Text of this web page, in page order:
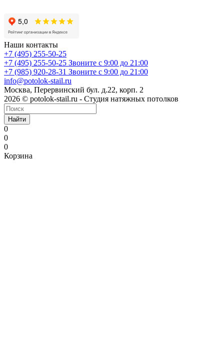
Наши контакты
+7 (495) 255-50-25
+7 (495) 255-50-25 Звоните с 9:00 до 21:00
+7 (985) 920-28-31 Звоните с 9:00 до 21:00
info@potolok-stail.ru
Москва, Перервинский бул. д.22, корп. 2
2026 © potolok-stail.ru - Студия натяжных потолков
Найти
0
0
0
Корзина